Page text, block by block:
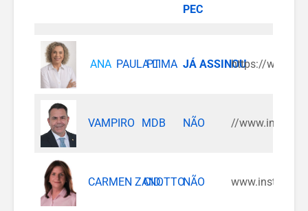
PEC
ANA PAULA LIMA
PT JÁ ASSINOUhttps://
VAMPIRO MDB NÃO //
CARMEN ZANOTTO
CID. NÃO